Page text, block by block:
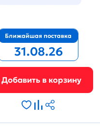
Ближайшая поставка
31.08.26